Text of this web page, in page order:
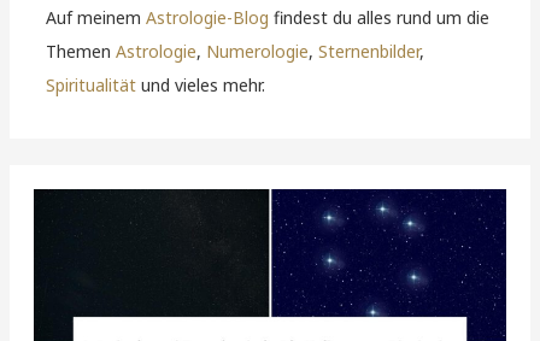
Auf meinemAstrologie-Blog findest du alles rund um die
ThemenAstrologie, Numerologie,Sternenbilder,
Spiritualität und vieles mehr.